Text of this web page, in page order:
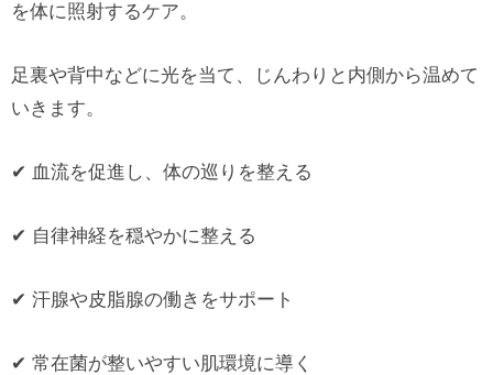
を体に照射するケア。
足裏や背中などに光を当て、じんわりと内側から温めて
いきます。
✔ 血流を促進し、体の巡りを整える
✔ 自律神経を穏やかに整える
✔ 汗腺や皮脂腺の働きをサポート
✔ 常在菌が整いやすい肌環境に導く